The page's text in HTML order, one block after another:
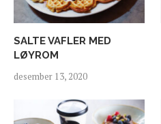
SALTE VAFLER MED
LØYROM
desember 13, 2020